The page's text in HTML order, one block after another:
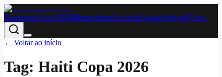
BastidoresCopa 2026EliminatóriasHistóriaNotíciasSeleçãoTática
← Voltar ao início
Tag: Haiti Copa 2026